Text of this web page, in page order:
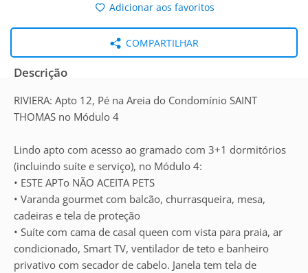
Adicionar aos favoritos
COMPARTILHAR
Descrição
RIVIERA: Apto 12, Pé na Areia do Condomínio SAINT
THOMAS no Módulo 4
Lindo apto com acesso ao gramado com 3+1 dormitórios
(incluindo suíte e serviço), no Módulo 4:
• ESTE APTo NÃO ACEITA PETS
• Varanda gourmet com balcão, churrasqueira, mesa,
cadeiras e tela de proteção
• Suíte com cama de casal queen com vista para praia, ar
condicionado, Smart TV, ventilador de teto e banheiro
privativo com secador de cabelo. Janela tem tela de